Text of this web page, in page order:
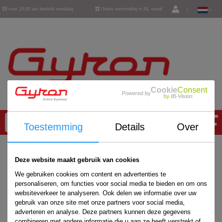
voor 16:00 uur besteld vandaag Gratis verzending in NL vanaf
Powered byCookieConsent
by IB-Vision
Toestemming Details Over
Deze website maakt gebruik van cookies
We gebruiken cookies om content en advertenties te
personaliseren, om functies voor social media te bieden en om ons
websiteverkeer te analyseren. Ook delen we informatie over uw
gebruik van onze site met onze partners voor social media,
adverteren en analyse. Deze partners kunnen deze gegevens